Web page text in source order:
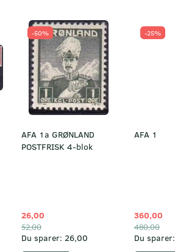
-50%
AFA 1a GRØNLAND
POSTFRISK 4-blok
26,00
52,00
Du sparer: 26,00
-25%
AFA 1
360,00
480,00
Du sparer: